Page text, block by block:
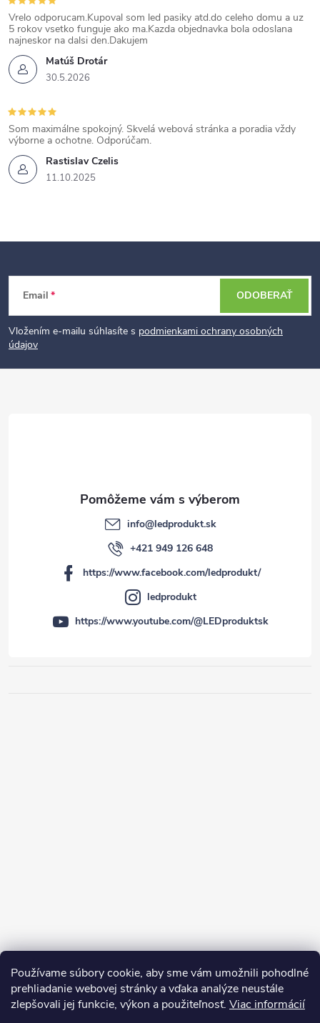
Používame súbory cookie, aby sme vám umožnili pohodlné
prehliadanie webovej stránky a vďaka analýze neustále
zlepšovali jej funkcie, výkon a použiteľnosť. Viac informácií
Matúš Drotár
30.5.2026
Vrelo odporucam.Kupoval som led pasiky atd.do celeho domu a uz
5 rokov vsetko funguje ako ma.Kazda objednavka bola odoslana
najneskor na dalsi den.Dakujem
Rastislav Czelis
11.10.2025
Som maximálne spokojný. Skvelá webová stránka a poradia vždy
výborne a ochotne. Odporúčam.
t
Email
Vložením e-mailu súhlasíte s podmienkami ochrany osobných
údajov
ODOBERAŤ
info@ledprodukt.sk
+421 949 126 648
https://www.facebook.com/ledprodukt/
ledprodukt
https://www.youtube.com/@LEDproduktsk